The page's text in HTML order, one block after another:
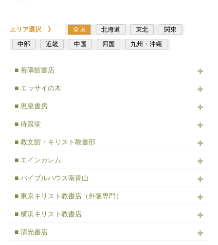
エリア選択 》 全国 北海道 東北
関東
中部
近畿 中国 四国 九州・沖縄
■ 善隣館書店
■ エッサイの木
■ 恵泉書房
■ 待晨堂
■ 教文館・キリスト教書部
■ エインカレム
■ バイブルハウス南青山
■ 東京キリスト教書店（外販専門）
■ 横浜キリスト教書店
■ 清光書店